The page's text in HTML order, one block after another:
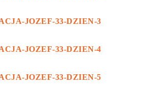
JOZEF-33-DZIEN-3
JOZEF-33-DZIEN-4
JOZEF-33-DZIEN-5